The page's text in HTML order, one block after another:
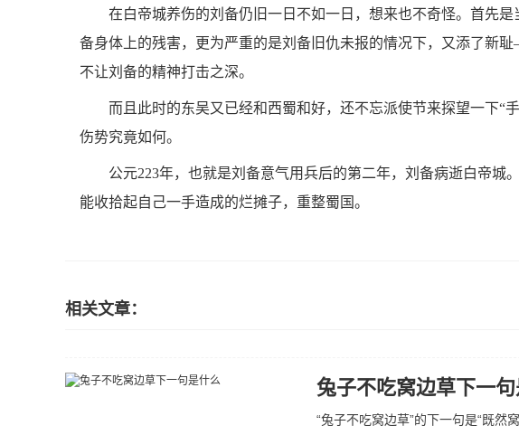
在白帝城养伤的刘备仍旧一日不如一日，想来也不奇怪。首先
备身体上的残害，更为严重的是刘备旧仇未报的情况下，又添了新
不让刘备的精神打击之深。
而且此时的东吴又已经和西蜀和好，还不忘派使节来探望一下“
伤势究竟如何。
公元223年，也就是刘备意气用兵后的第二年，刘备病逝白帝城
能收拾起自己一手造成的烂摊子，重整蜀国。
相关文章：
兔子不吃窝边草下一
“兔子不吃窝边草”的下一句是“既然